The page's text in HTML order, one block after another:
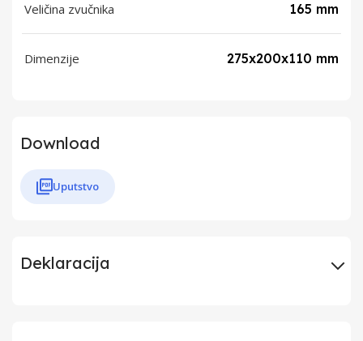
Veličina zvučnika 165 mm
Dimenzije 275x200x110 mm
Download
Uputstvo
Deklaracija